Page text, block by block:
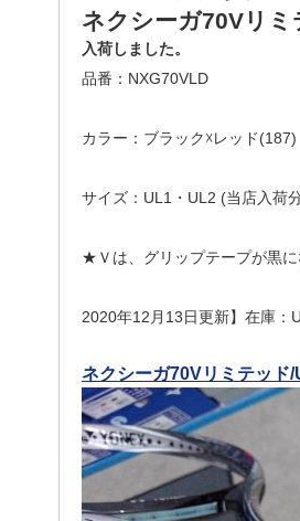
ネクシーガ70Vリ
入荷しました。
品番：NXG70VLD
カラー：ブラック☓レッド(187)
サイズ：UL1・UL2 (当店入荷
★Ｖは、グリップテープが黒に
2020年12月13日更新】在庫：
ネクシーガ70Vリミテッド/